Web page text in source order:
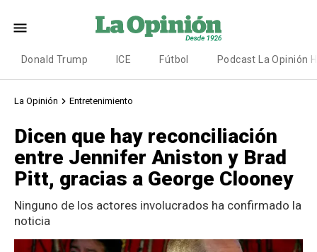
Donald Trump ICE Fútbol Podcast La Opinión
La Opinión Entretenimiento
Dicen que hay reconciliación
entre Jennifer Aniston y Brad
Pitt, gracias a George Clooney
Ninguno de los actores involucrados ha confirmado la
noticia